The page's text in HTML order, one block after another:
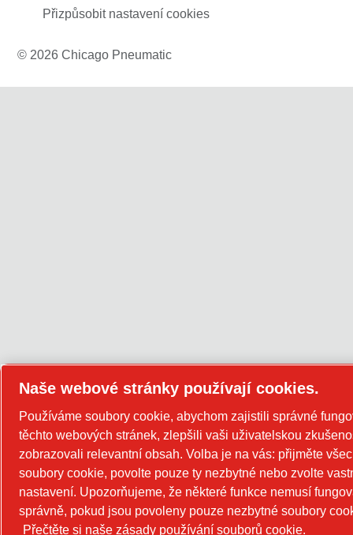
Přizpůsobit nastavení cookies
© 2026 Chicago Pneumatic
Naše webové stránky používají cookies.
Používáme soubory cookie, abychom zajistili správné
těchto webových stránek, zlepšili vaši uživatelskou
zobrazovali relevantní obsah. Volba je na vás: přijměte
soubory cookie, povolte pouze ty nezbytné nebo zvolte
nastavení. Upozorňujeme, že některé funkce nemusí
správně, pokud jsou povoleny pouze nezbytné soubory
Přečtěte si naše zásady používání souborů cookie.